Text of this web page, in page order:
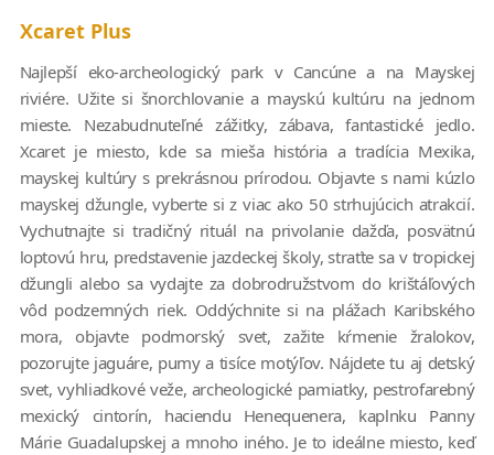
Xcaret Plus
Najlepší eko-archeologický park v Cancúne a na Mayskej
riviére. Užite si šnorchlovanie a mayskú kultúru na jednom
mieste. Nezabudnuteľné zážitky, zábava, fantastické jedlo.
Xcaret je miesto, kde sa mieša história a tradícia Mexika,
mayskej kultúry s prekrásnou prírodou. Objavte s nami kúzlo
mayskej džungle, vyberte si z viac ako 50 strhujúcich atrakcií.
Vychutnajte si tradičný rituál na privolanie dažďa, posvätnú
loptovú hru, predstavenie jazdeckej školy, straťte sa v tropickej
džungli alebo sa vydajte za dobrodružstvom do krištáľových
vôd podzemných riek. Oddýchnite si na plážach Karibského
mora, objavte podmorský svet, zažite kŕmenie žralokov,
pozorujte jaguáre, pumy a tisíce motýľov. Nájdete tu aj detský
svet, vyhliadkové veže, archeologické pamiatky, pestrofarebný
mexický cintorín, haciendu Henequenera, kaplnku Panny
Márie Guadalupskej a mnoho iného. Je to ideálne miesto, keď